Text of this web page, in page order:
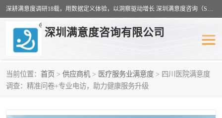
深耕满意度调研18载，用数据定义体验，以洞察驱动增长 深圳满意度咨询（SSC）：十八年专注，丈量每一份体验。
深圳满意度咨询有限公司
当前位置： 首页 > 供应商机 > 医疗服务业满意度 > 四川医院满意度
调查：精准问卷+专业电访，助力健康服务升级
物业满意度调查 旅游景区满意度